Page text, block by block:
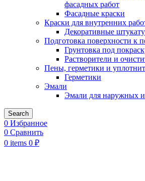
фасадных работ
Фасадные краски
Краски для внутренних
Декоративные
Подготовка поверхности к
Грунтовка под
Растворители и
Пены, герметики и
Герметики
Эмали
Эмали для наружных
Search
0 Избранное
0 Сравнить
0 items 0 ₽